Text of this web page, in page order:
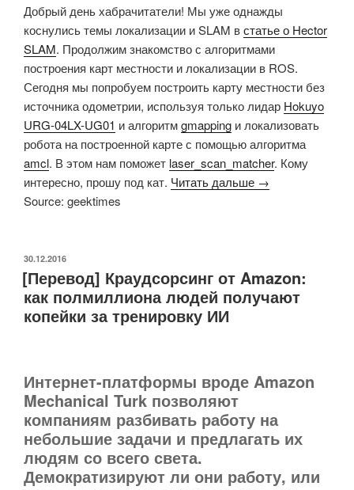
Добрый день хабрачитатели! Мы уже однажды
коснулись темы локализации и SLAM встатье о Hector
SLAM. Продолжим знакомство с алгоритмами
построения карт местности и локализации в ROS.
Сегодня мы попробуем построить карту местности без
источника одометрии, используя только лидар Hokuyo
URG-04LX-UG01 и алгоритмgmapping и локализовать
робота на построенной карте с помощью алгоритма
amcl. В этом нам поможет laser_scan_matcher. Кому
интересно, прошу под кат. Читать дальше →
Source: geektimes
ОПУБЛИКОВАНО
30.12.2016
[Перевод] Краудсорсинг от Amazon:
как полмиллиона людей получают
копейки за тренировку ИИ
Интернет-платформы вроде Amazon
Mechanical Turk позволяют
компаниям разбивать работу на
небольшие задачи и предлагать их
людям со всего света.
Демократизируют ли они работу, или